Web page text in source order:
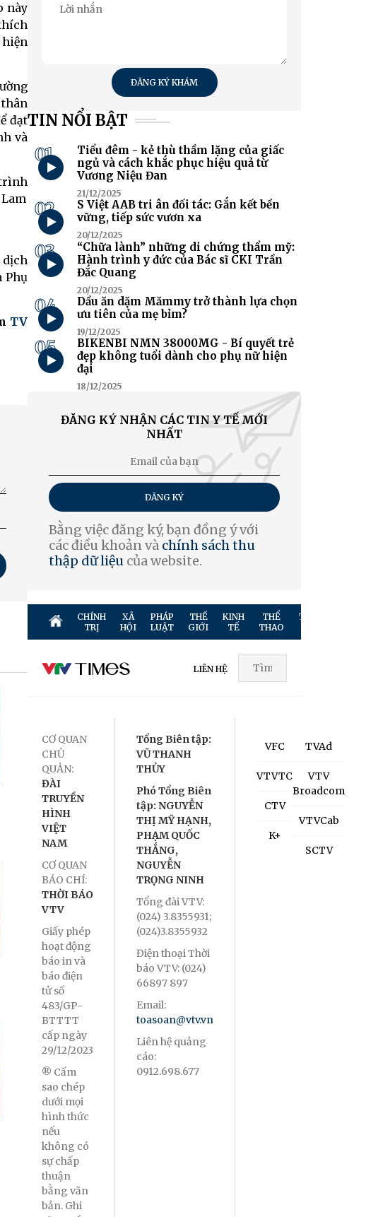
này
hiện
đạt
và
dịch
Phụ
TV
ĐĂNG KÝ KHÁM
TIN NỔI BẬT
01
Tiểu đêm - kẻ thù thầm lặng của giấc
ngủ và cách khắc phục hiệu quả từ
Vương Niệu Đan
21/12/2025
02
S Việt AAB tri ân đối tác: Gắn kết bền
vững, tiếp sức vươn xa
20/12/2025
03
“Chữa lành” những di chứng thẩm mỹ:
Hành trình y đức của Bác sĩ CKI Trần
Đắc Quang
20/12/2025
04
Dầu ăn dặm Mămmy trở thành lựa chọn
ưu tiên của mẹ bỉm?
19/12/2025
05
BIKENBI NMN 38000MG - Bí quyết trẻ
đẹp không tuổi dành cho phụ nữ hiện
đại
18/12/2025
ĐĂNG KÝ NHẬN CÁC TIN Y TẾ MỚI
NHẤT
ĐĂNG KÝ
Bằng việc đăng ký, bạn đồng ý với
các điều khoản và chính sách thu
thập dữ liệu của website.
CHÍNH
TRỊ
XÃ
HỘI
PHÁP
LUẬT
THẾ
GIỚI
KINH
TẾ
THỂ
THAO
TRUYỀN
LIÊN HỆ
CƠ QUAN
CHỦ
QUẢN:
ĐÀI
TRUYỀN
HÌNH
VIỆT
NAM
CƠ QUAN
BÁO CHÍ:
THỜI BÁO
VTV
Giấy phép
hoạt động
báo in và
báo điện
tử số
483/GP-
BTTTT
cấp ngày
29/12/2023
® Cấm
sao chép
dưới mọi
hình thức
nếu
không có
sự chấp
thuận
bằng văn
bản. Ghi
Tổng Biên tập:
VŨ THANH
THỦY
Phó Tổng Biên
tập: NGUYỄN
THỊ MỸ HẠNH,
PHẠM QUỐC
THẮNG,
NGUYỄN
TRỌNG NINH
Tổng đài VTV:
(024) 3.8355931;
(024)3.8355932
Điện thoại Thời
báo VTV: (024)
66897 897
Email:
toasoan@vtv.vn
Liên hệ quảng
cáo:
0912.698.677
VFC
VTVTC
CTV
K+
TVAd
VTV
Broadcom
VTVCab
SCTV